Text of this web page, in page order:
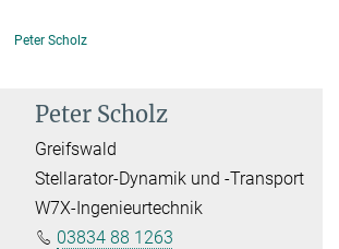
Peter Scholz
Peter Scholz
Greifswald
Stellarator-Dynamik und -Transport
W7X-Ingenieurtechnik
03834 88 1263